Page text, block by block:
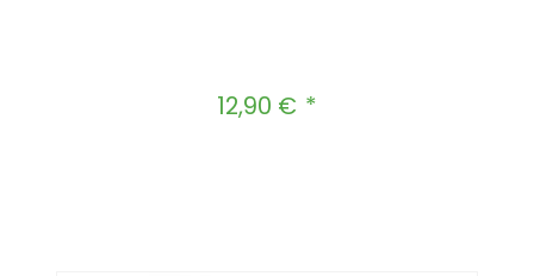
Regulärer Preis:
12,90 €